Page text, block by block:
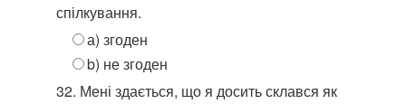
спілкування.
а) згоден
b) не згоден
32. Мені здається, що я досить склався як